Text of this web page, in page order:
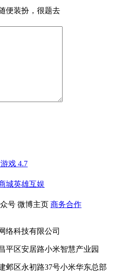
便装扮，很题去
戏 4.7
城英雄互娱
号 微博主页 商务合作
络科技有限公司
平区安居路小米智慧产业园
邺区永初路37号小米华东总部